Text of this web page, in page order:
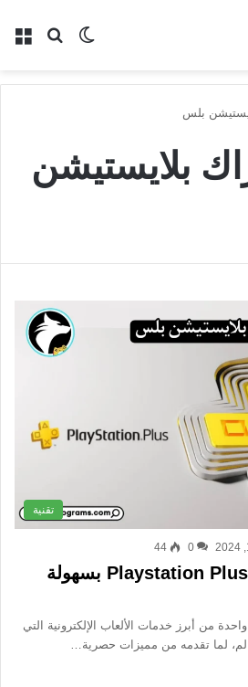
بحث الوضع
بلس
بلايستيشن
تقنية
0
44
طرق إلغاء اشتراك Playstation Plus بسهولة
تعتبر خدمة Playstation Plus واحدة من أبرز خدمات الألعاب الإلكترونية التي
لما تقدمه من مميزات حصرية…